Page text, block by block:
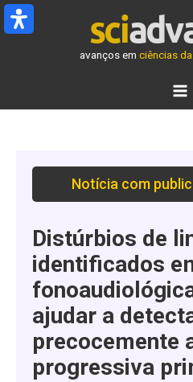
Ir
para
avanços em ciências
Notícia com
Distúrbios de
identificados
ajudar a
precocemente
progressiva